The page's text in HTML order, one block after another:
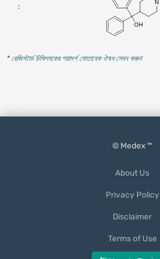
:
* রেজিস্টার্ড চিকিৎসকের পরামর্শ মোতাবেক ঔষধ সেবন করুন'
© Medex ™
About Us
Privacy Policy
Disclaimer
Terms of Use